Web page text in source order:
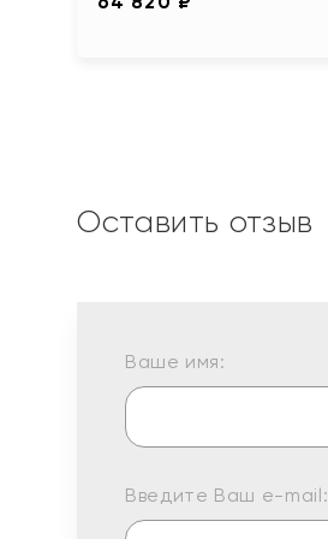
Оставить отзыв
Ваше имя:
Введите Ваш e-mail: